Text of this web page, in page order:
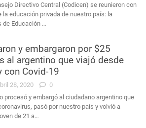
Directivo Central (Codicen) se reunieron con
educación privada de nuestro país: la
de Educación …
y embargaron por $25
al argentino que viajó desde
con Covid-19
28, 2020
0
procesó y embargó al ciudadano argentino que
pasó por nuestro país y volvió a
de 21 a…